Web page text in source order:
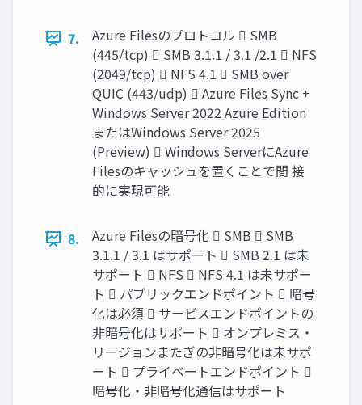
7.
Azure Filesのプロトコル  SMB
(445/tcp)  SMB 3.1.1 / 3.1 /2.1  NFS
(2049/tcp)  NFS 4.1  SMB over
QUIC (443/udp)  Azure Files Sync +
Windows Server 2022 Azure Edition
またはWindows Server 2025
(Preview)  Windows ServerにAzure
Filesのキャッシュを置くことで間 接
的に実現可能
8.
Azure Filesの暗号化  SMB  SMB
3.1.1 / 3.1 はサポート  SMB 2.1 は未
サポート  NFS  NFS 4.1 は未サポー
ト  パブリックエンドポイント  暗号
化は必須  サービスエンドポイントの
非暗号化はサポート  オンプレミス・
リージョンまたぎの非暗号化は未サポ
ート  プライベートエンドポイント 
暗号化・非暗号化通信はサポート